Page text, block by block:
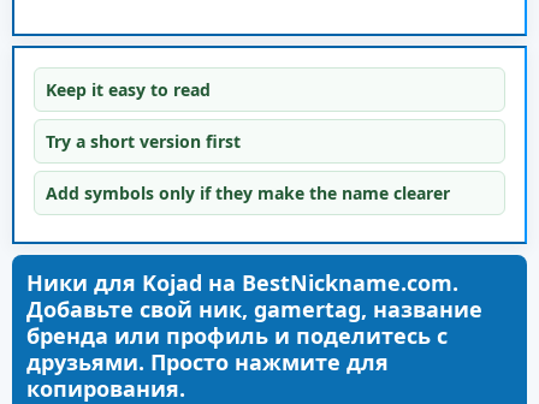
Keep it easy to read
Try a short version first
Add symbols only if they make the name clearer
Ники для Kojad на BestNickname.com.
Добавьте свой ник, gamertag, название
бренда или профиль и поделитесь с
друзьями. Просто нажмите для
копирования.